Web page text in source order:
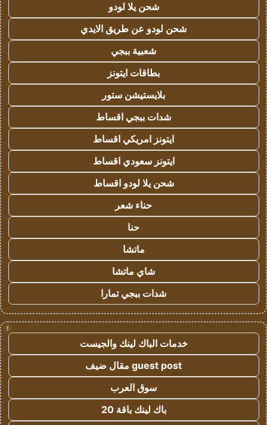
شحن يلا لودو
شحن لودو عن طريق الايدي
شعبية ببجي
بطاقات ايتونز
بلايستيشن ستور
شدات ببجي اقساط
ايتونز امريكي اقساط
ايتونز سعودي اقساط
شحن يلا لودو اقساط
حناء شعر
حنا
ماتشا
شاي ماتشا
شدات ببجي تمارا
!
خدمات الباك لينك والجيست
guest post مقال ضيف
سوق العرب
باك لينك باقة 20